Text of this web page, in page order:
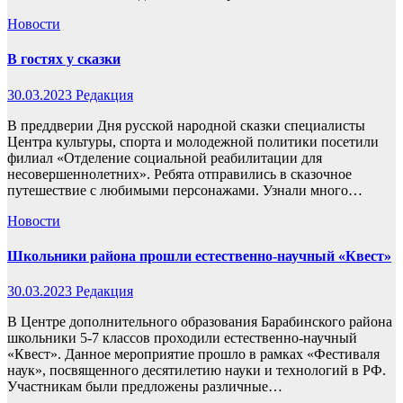
Новости
В гостях у сказки
30.03.2023 Редакция
В преддверии Дня русской народной сказки специалисты
Центра культуры, спорта и молодежной политики посетили
филиал «Отделение социальной реабилитации для
несовершеннолетних». Ребята отправились в сказочное
путешествие с любимыми персонажами. Узнали много…
Новости
Школьники района прошли естественно-научный «Квест»
30.03.2023 Редакция
В Центре дополнительного образования Барабинского района
школьники 5-7 классов проходили естественно-научный
«Квест». Данное мероприятие прошло в рамках «Фестиваля
наук», посвященного десятилетию науки и технологий в РФ.
Участникам были предложены различные…